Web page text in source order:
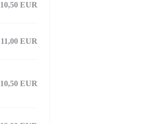
10,50 EUR
11,00 EUR
10,50 EUR